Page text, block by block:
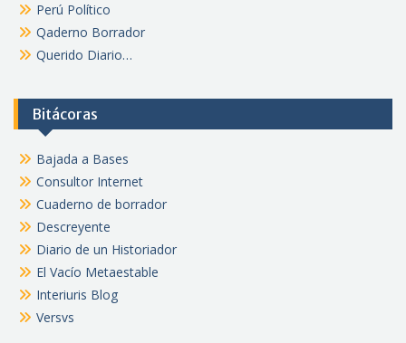
Perú Político
Qaderno Borrador
Querido Diario…
Bitácoras
Bajada a Bases
Consultor Internet
Cuaderno de borrador
Descreyente
Diario de un Historiador
El Vacío Metaestable
Interiuris Blog
Versvs